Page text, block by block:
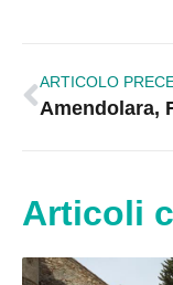
Articoli